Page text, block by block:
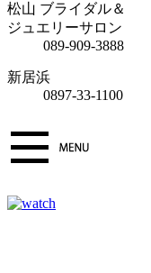
松山 ブライダル＆
ジュエリーサロン
089-909-3888
新居浜
0897-33-1100